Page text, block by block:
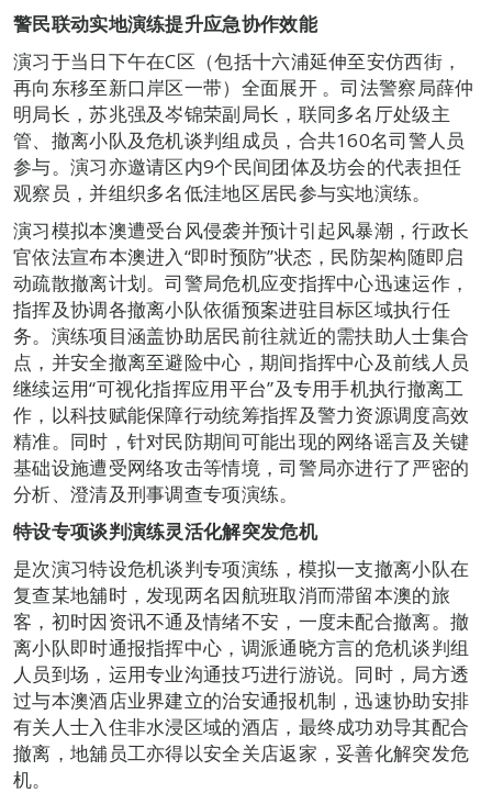
警民联动实地演练提升应急协作效能
演习于当日下午在C区（包括十六浦延伸至安仿西街，
再向东移至新口岸区一带）全面展开 。司法警察局薛仲
明局长，苏兆强及岑锦荣副局长，联同多名厅处级主
管、撤离小队及危机谈判组成员，合共160名司警人员
参与。演习亦邀请区内9个民间团体及坊会的代表担任
观察员，并组织多名低洼地区居民参与实地演练。
演习模拟本澳遭受台风侵袭并预计引起风暴潮，行政长
官依法宣布本澳进入“即时预防”状态，民防架构随即启
动疏散撤离计划。司警局危机应变指挥中心迅速运作，
指挥及协调各撤离小队依循预案进驻目标区域执行任
务。演练项目涵盖协助居民前往就近的需扶助人士集合
点，并安全撤离至避险中心，期间指挥中心及前线人员
继续运用“可视化指挥应用平台”及专用手机执行撤离工
作，以科技赋能保障行动统筹指挥及警力资源调度高效
精准。同时，针对民防期间可能出现的网络谣言及关键
基础设施遭受网络攻击等情境，司警局亦进行了严密的
分析、澄清及刑事调查专项演练。
特设专项谈判演练灵活化解突发危机
是次演习特设危机谈判专项演练，模拟一支撤离小队在
复查某地舖时，发现两名因航班取消而滞留本澳的旅
客，初时因资讯不通及情绪不安，一度未配合撤离。撤
离小队即时通报指挥中心，调派通晓方言的危机谈判组
人员到场，运用专业沟通技巧进行游说。同时，局方透
过与本澳酒店业界建立的治安通报机制，迅速协助安排
有关人士入住非水浸区域的酒店，最终成功劝导其配合
撤离，地舖员工亦得以安全关店返家，妥善化解突发危
机。